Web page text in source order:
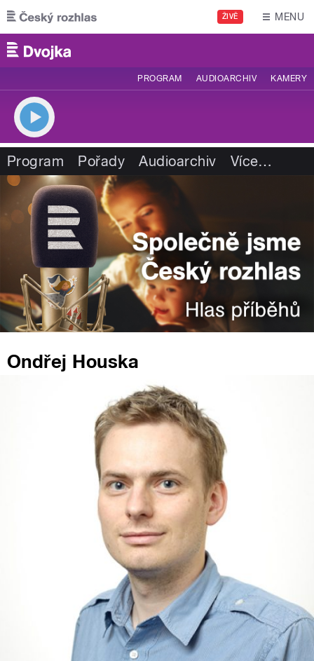
Přejít k hlavnímu obsahu
ŽIVĚ MENU
PROGRAM AUDIOARCHIV KAMERY
Program Pořady Audioarchiv Více…
Ondřej Houska